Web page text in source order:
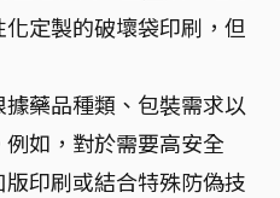
定製的破壞袋印刷，但
藥品種類、包裝需求以
如，對於需要高安全
印刷或結合特殊防偽技